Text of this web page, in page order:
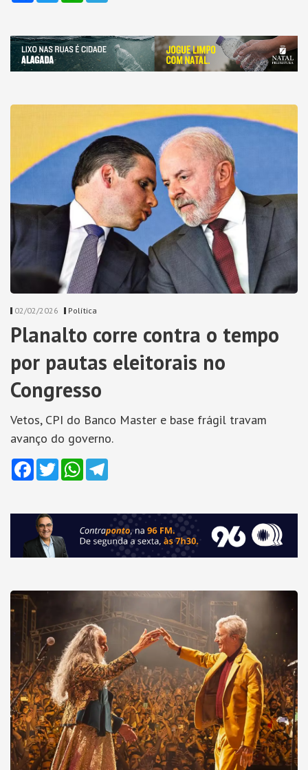
02/02/2026 Política
Planalto corre contra o tempo
por pautas eleitorais no
Congresso
Vetos, CPI do Banco Master e base frágil travam
avanço do governo.
Facebook
TwitterWhatsApp